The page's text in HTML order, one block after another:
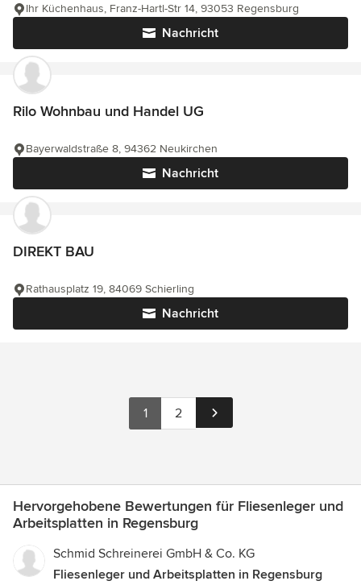
Nachricht
Ihr Küchenhaus, Franz-Hartl-Str 14, 93053 Regensburg
Rilo Wohnbau und Handel UG
Nachricht
Bayerwaldstraße 8, 94362 Neukirchen
DIREKT BAU
Nachricht
Rathausplatz 19, 84069 Schierling
1 2
Hervorgehobene Bewertungen für Fliesenleger und
Arbeitsplatten in Regensburg
Schmid Schreinerei GmbH & Co. KG
Fliesenleger und Arbeitsplatten in Regensburg